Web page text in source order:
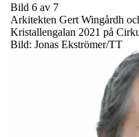
Bild 6 av 7
Arkitekten Gert Wingårdh
Kristallengalan 2021 på
Bild: Jonas Ekströmer/TT